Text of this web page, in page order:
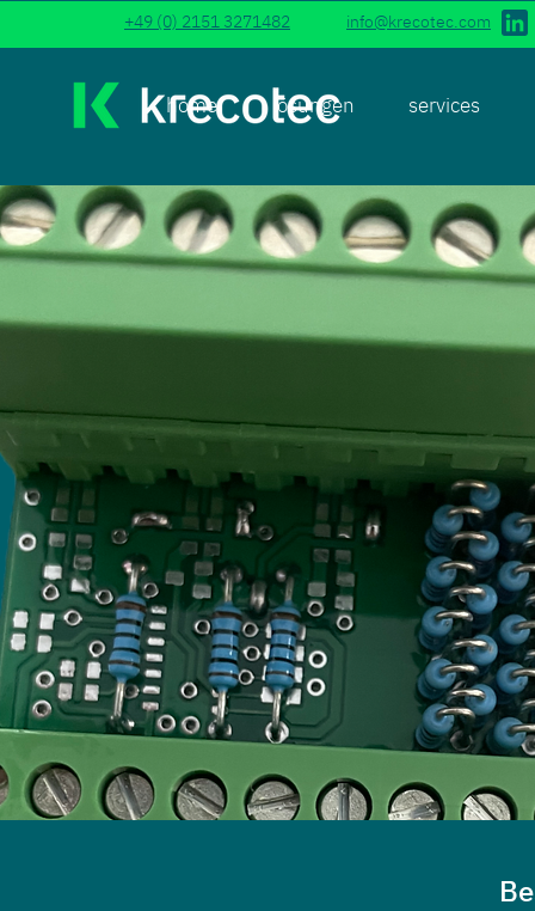
+49 (0) 2151 3271482 info@krecotec.com
home lösungen services